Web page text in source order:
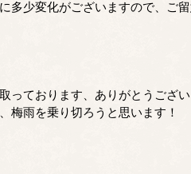
多少変化がございますので、ご
っております、ありがとうござ
梅雨を乗り切ろうと思います！